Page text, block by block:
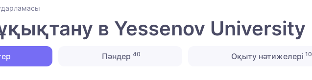
в Yessenov University
Пәндер 40 Оқыту нәтижелері 10